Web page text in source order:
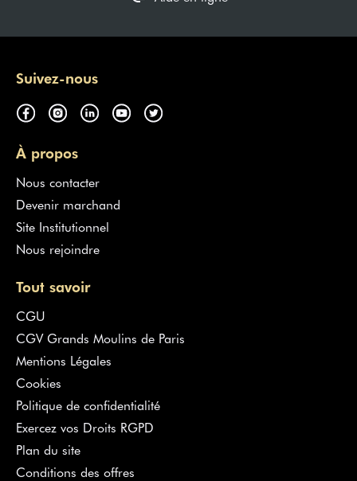
Suivez-nous
À propos
Nous contacter
Devenir marchand
Site Institutionnel
Nous rejoindre
Tout savoir
CGU
CGV Grands Moulins de Paris
Mentions Légales
Cookies
Politique de confidentialité
Exercez vos Droits RGPD
Plan du site
Conditions des offres